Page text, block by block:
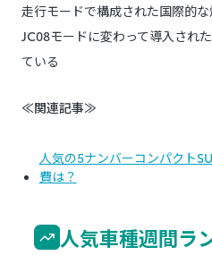
走行モードで構成された国際的
JC08モードに変わって導入され
ている
≪関連記事≫
人気の5ナンバーコンパクト
費は？